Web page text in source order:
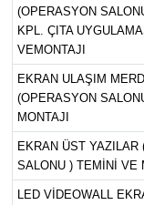
(OPERASYON
KPL. ÇITA
VEMONTAJI
EKRAN ULAŞIM
(OPERASYON
MONTAJI
EKRAN ÜST YAZILAR
SALONU ) TEMİNİ VE
LED VİDEOWALL